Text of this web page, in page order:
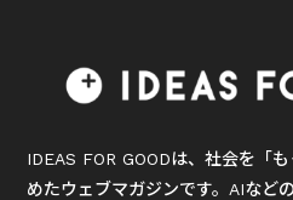
IDEAS FOR GOODは、社会を「
めたウェブマガジンです。AIなど